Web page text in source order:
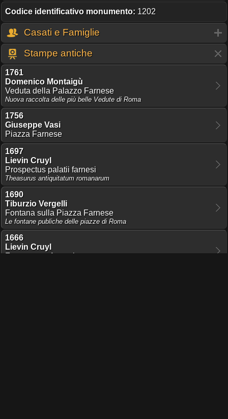
Codice identificativo monumento: 1202
Casati e Famiglie
Stampe antiche
1761
Domenico Montaigù
Veduta della Palazzo Farnese
Nuova raccolta delle più belle Vedute di Roma
1756
Giuseppe Vasi
Piazza Farnese
1697
Lievin Cruyl
Prospectus palatii farnesi
Theasurus antiquitatum romanarum
1690
Tiburzio Vergelli
Fontana sulla Piazza Farnese
Le fontane publiche delle piazze di Roma
1666
Lievin Cruyl
Fons aream farnesianam